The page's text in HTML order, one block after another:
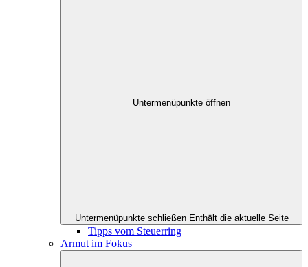
Untermenüpunkte öffnen
Untermenüpunkte schließen Enthält die aktuelle Seite
Tipps vom Steuerring
Armut im Fokus